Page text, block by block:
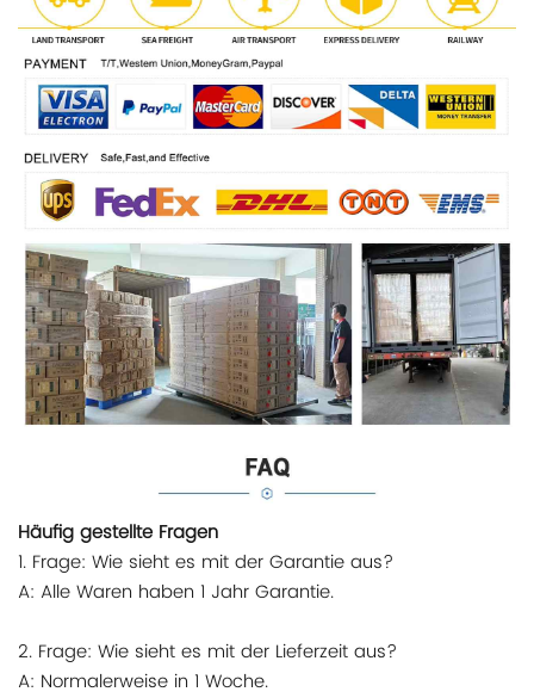
Häufig gestellte Fragen
1. Frage: Wie sieht es mit der Garantie aus?
A: Alle Waren haben 1 Jahr Garantie.
2. Frage: Wie sieht es mit der Lieferzeit aus?
A: Normalerweise in 1 Woche.